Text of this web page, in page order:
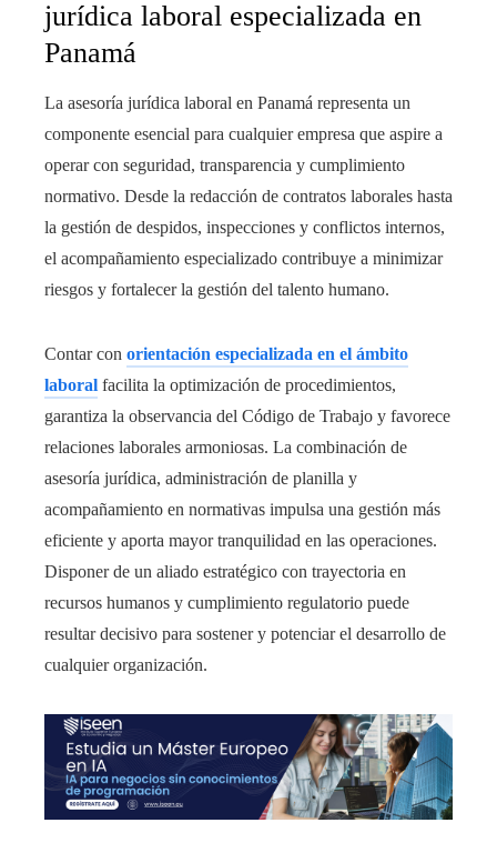
jurídica laboral especializada en
Panamá
La asesoría jurídica laboral en Panamá representa un
componente esencial para cualquier empresa que aspire a
operar con seguridad, transparencia y cumplimiento
normativo. Desde la redacción de contratos laborales hasta
la gestión de despidos, inspecciones y conflictos internos,
el acompañamiento especializado contribuye a minimizar
riesgos y fortalecer la gestión del talento humano.
Contar con orientación especializada en el ámbito
laboral facilita la optimización de procedimientos,
garantiza la observancia del Código de Trabajo y favorece
relaciones laborales armoniosas. La combinación de
asesoría jurídica, administración de planilla y
acompañamiento en normativas impulsa una gestión más
eficiente y aporta mayor tranquilidad en las operaciones.
Disponer de un aliado estratégico con trayectoria en
recursos humanos y cumplimiento regulatorio puede
resultar decisivo para sostener y potenciar el desarrollo de
cualquier organización.